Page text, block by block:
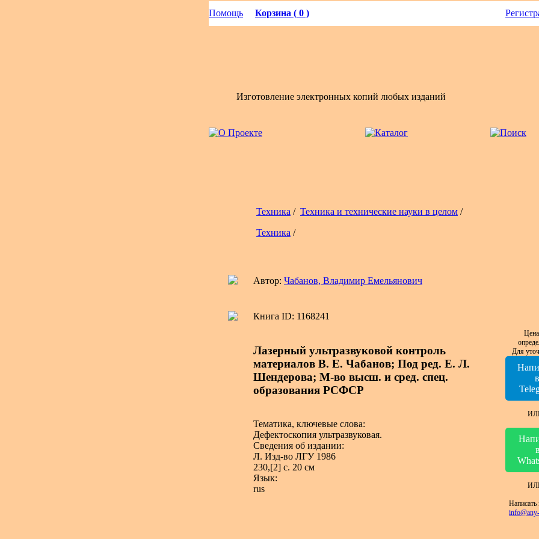
Помощь Корзина ( 0 )
Изготовление электронных копий любых изданий
Техника / Техника и технические науки в целом /
Техника /
Автор: Чабанов, Владимир Емельянович
Книга ID: 1168241
Лазерный ультразвуковой контроль
материалов В. Е. Чабанов; Под ред. Е. Л.
Шендерова; М-во высш. и сред. спец.
образования РСФСР
Тематика, ключевые слова:
Дефектоскопия ультразвуковая.
Сведения об издании:
Л. Изд-во ЛГУ 1986
230,[2] с. 20 см
Язык:
rus
Для
в
в
Написать